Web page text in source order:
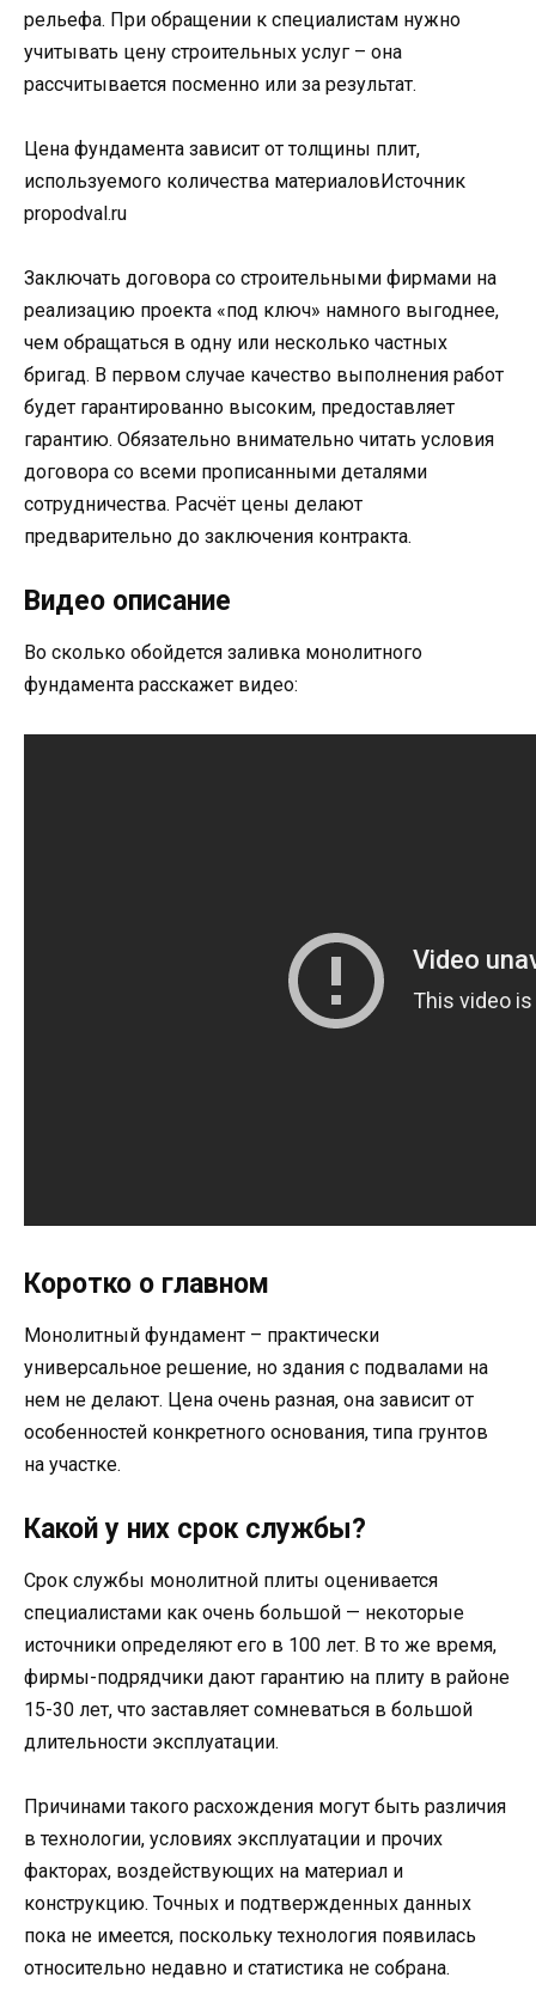
рельефа. При обращении к специалистам нужно
учитывать цену строительных услуг – она
рассчитывается посменно или за результат.
Цена фундамента зависит от толщины плит,
используемого количества материаловИсточник
propodval.ru
Заключать договора со строительными фирмами на
реализацию проекта «под ключ» намного выгоднее,
чем обращаться в одну или несколько частных
бригад. В первом случае качество выполнения работ
будет гарантированно высоким, предоставляет
гарантию. Обязательно внимательно читать условия
договора со всеми прописанными деталями
сотрудничества. Расчёт цены делают
предварительно до заключения контракта.
Видео описание
Во сколько обойдется заливка монолитного
фундамента расскажет видео:
Коротко о главном
Монолитный фундамент – практически
универсальное решение, но здания с подвалами на
нем не делают. Цена очень разная, она зависит от
особенностей конкретного основания, типа грунтов
на участке.
Какой у них срок службы?
Срок службы монолитной плиты оценивается
специалистами как очень большой — некоторые
источники определяют его в 100 лет. В то же время,
фирмы-подрядчики дают гарантию на плиту в районе
15-30 лет, что заставляет сомневаться в большой
длительности эксплуатации.
Причинами такого расхождения могут быть различия
в технологии, условиях эксплуатации и прочих
факторах, воздействующих на материал и
конструкцию. Точных и подтвержденных данных
пока не имеется, поскольку технология появилась
относительно недавно и статистика не собрана.